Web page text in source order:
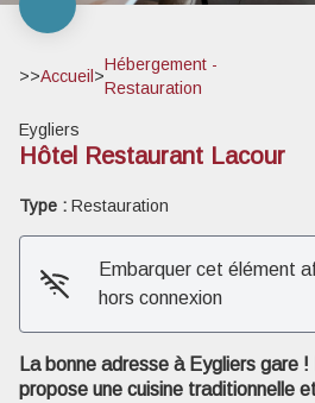
>>Accueil >
Hébergement -
Restauration
Eygliers
Hôtel Restaurant Lacour
Type : Restauration
Embarquer cet élément
hors connexion
La bonne adresse à Eygliers gare
propose une cuisine traditionnelle